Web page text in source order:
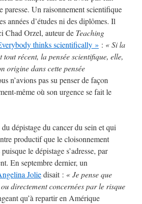
paresse. Un raisonnement scientifique
années d’études ni des diplômes. Il
Chad Orzel, auteur de Teaching
thinks scientifically » : « Si la
récent, la pensée scientifique, elle,
origine dans cette pensée
n’avions pas su penser de façon
même où son urgence se fait le
dépistage du cancer du sein et qui
productif que le cloisonnement
le dépistage s’adresse, par
En septembre dernier, un
Joliedisait : « Je pense que
directement concernées par le risque
qu’à repartir en Amérique